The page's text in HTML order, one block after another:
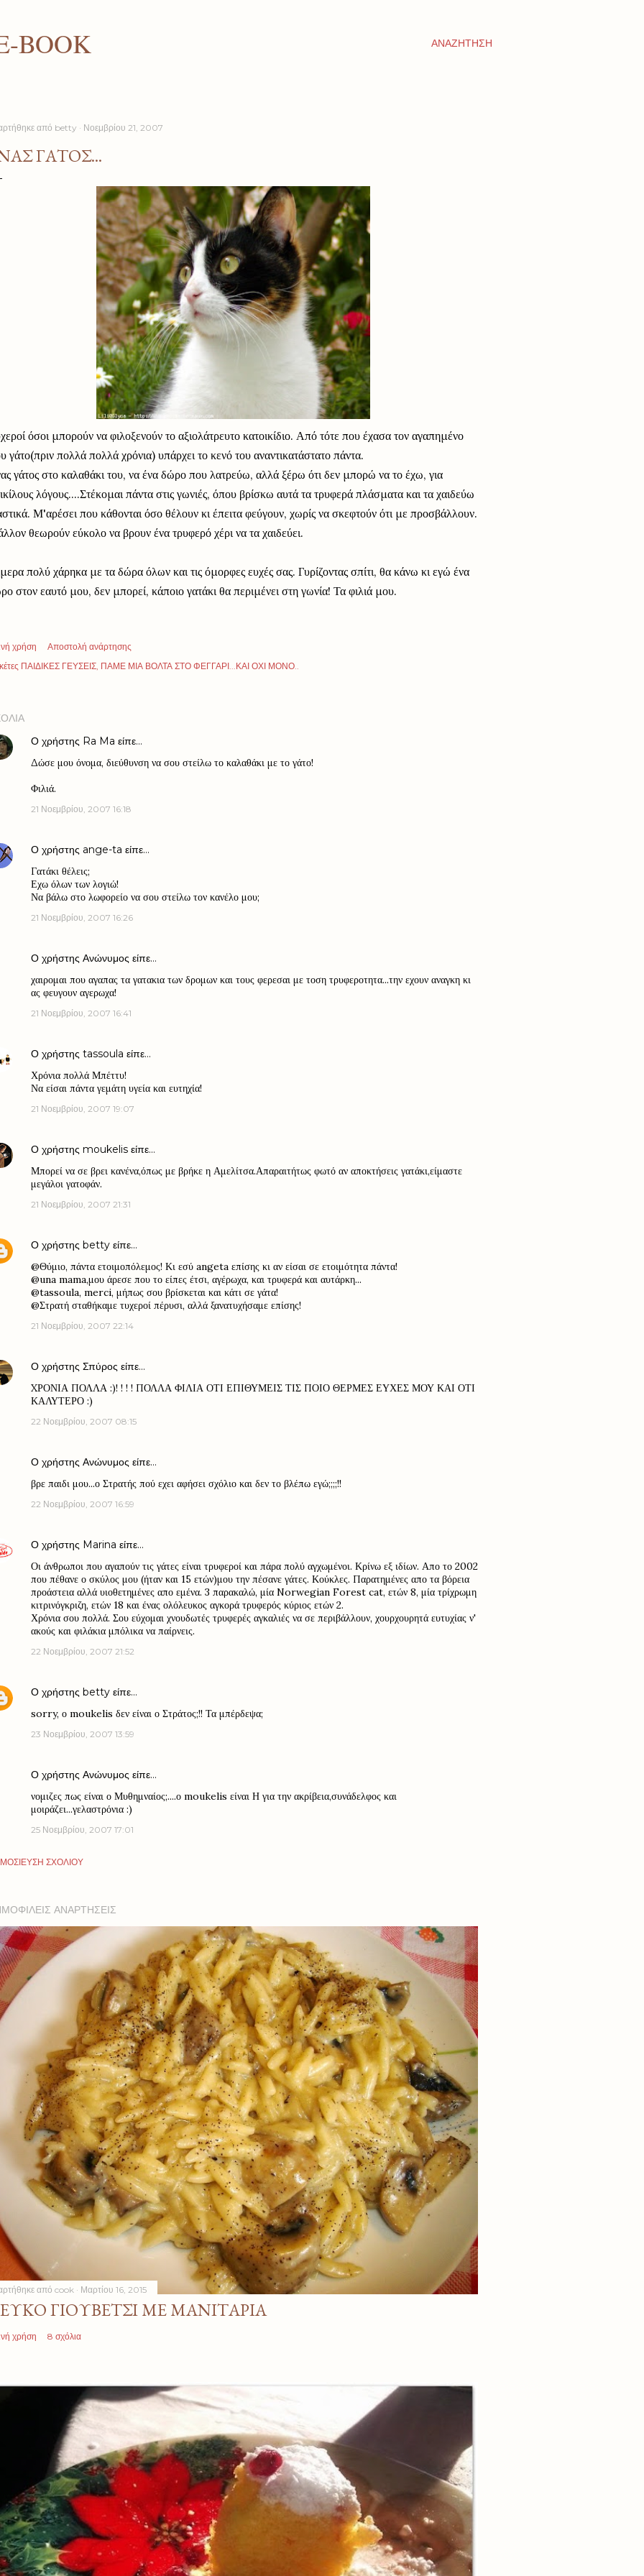
ΑΝΑΖΉΤΗΣΗ
BOOK
από betty Νοεμβρίου 21, 2007
ΓΆΤΟΣ...
όσοι μπορούν να φιλοξενούν το αξιολάτρευτο κατοικίδιο. Από τότε που έχασα τον αγαπημένο
γάτο(πριν πολλά πολλά χρόνια) υπάρχει το κενό του αναντικατάστατο πάντα.
γάτος στο καλαθάκι του, να ένα δώρο που λατρεύω, αλλά ξέρω ότι δεν μπορώ να το έχω, για
λόγους....Στέκομαι πάντα στις γωνιές, όπου βρίσκω αυτά τα τρυφερά πλάσματα και τα χαιδεύω
Μ'αρέσει που κάθονται όσο θέλουν κι έπειτα φεύγουν, χωρίς να σκεφτούν ότι με προσβάλλουν.
θεωρούν εύκολο να βρουν ένα τρυφερό χέρι να τα χαιδεύει.
πολύ χάρηκα με τα δώρα όλων και τις όμορφες ευχές σας. Γυρίζοντας σπίτι, θα κάνω κι εγώ ένα
στον εαυτό μου, δεν μπορεί, κάποιο γατάκι θα περιμένει στη γωνία! Τα φιλιά μου.
χρήση
Αποστολή ανάρτησης
ΠΑΙΔΙΚΕΣ ΓΕΥΣΕΙΣ ΠΑΜΕ ΜΙΑ ΒΟΛΤΑ ΣΤΟ ΦΕΓΓΑΡΙ...ΚΑΙ ΟΧΙ ΜΟΝΟ..
Ο χρήστης Ra Ma είπε…
Δώσε μου όνομα, διεύθυνση να σου στείλω το καλαθάκι με το γάτο!
Φιλιά.
21 Νοεμβρίου, 2007 16:18
Ο χρήστης ange-ta είπε…
Γατάκι θέλεις;
Εχω όλων των λογιώ!
Να βάλω στο λωφορείο να σου στείλω τον κανέλο μου;
21 Νοεμβρίου, 2007 16:26
Ο χρήστης Ανώνυμος είπε…
χαιρομαι που αγαπας τα γατακια των δρομων και τους φερεσαι με τοση τρυφεροτητα...την εχουν αναγκη κι
ας φευγουν αγερωχα!
21 Νοεμβρίου, 2007 16:41
Ο χρήστης tassoula είπε…
Χρόνια πολλά Μπέττυ!
Να είσαι πάντα γεμάτη υγεία και ευτηχία!
21 Νοεμβρίου, 2007 19:07
Ο χρήστης moukelis είπε…
Μπορεί να σε βρει κανένα,όπως με βρήκε η Αμελίτσα.Απαραιτήτως φωτό αν αποκτήσεις γατάκι,είμαστε
μεγάλοι γατοφάν.
21 Νοεμβρίου, 2007 21:31
Ο χρήστης betty είπε…
@Θύμιο, πάντα ετοιμοπόλεμος! Κι εσύ angeta επίσης κι αν είσαι σε ετοιμότητα πάντα!
@una mama,μου άρεσε που το είπες έτσι, αγέρωχα, και τρυφερά και αυτάρκη...
@tassoula, merci, μήπως σου βρίσκεται και κάτι σε γάτα!
@Στρατή σταθήκαμε τυχεροί πέρυσι, αλλά ξανατυχήσαμε επίσης!
21 Νοεμβρίου, 2007 22:14
Ο χρήστης Σπύρος είπε…
XΡΟΝΙΑ ΠΟΛΛΑ :)! ! ! ! ΠΟΛΛΑ ΦΙΛΙΑ ΟΤΙ ΕΠΙΘΥΜΕΙΣ ΤΙΣ ΠΟΙΟ ΘΕΡΜΕΣ ΕΥΧΕΣ ΜΟΥ ΚΑΙ ΟΤΙ
ΚΑΛΥΤΕΡΟ :)
22 Νοεμβρίου, 2007 08:15
Ο χρήστης Ανώνυμος είπε…
βρε παιδι μου...ο Στρατής πού εχει αφήσει σχόλιο και δεν το βλέπω εγώ;;;;!!
22 Νοεμβρίου, 2007 16:59
Ο χρήστης Marina είπε…
Οι άνθρωποι που αγαπούν τις γάτες είναι τρυφεροί και πάρα πολύ αγχωμένοι. Κρίνω εξ ιδίων. Απο το 2002
που πέθανε ο σκύλος μου (ήταν και 15 ετών)μου την πέσανε γάτες. Κούκλες. Παρατημένες απο τα βόρεια
προάστεια αλλά υιοθετημένες απο εμένα. 3 παρακαλώ, μία Norwegian Forest cat, ετών 8, μία τρίχρωμη
κιτρινόγκριζη, ετών 18 και ένας ολόλευκος αγκορά τρυφερός κύριος ετών 2.
Χρόνια σου πολλά. Σου εύχομαι χνουδωτές τρυφερές αγκαλιές να σε περιβάλλουν, χουρχουρητά ευτυχίας ν'
ακούς και φιλάκια μπόλικα να παίρνεις.
22 Νοεμβρίου, 2007 21:52
Ο χρήστης betty είπε…
sorry, ο moukelis δεν είναι ο Στράτος;!! Τα μπέρδεψα;
23 Νοεμβρίου, 2007 13:59
Ο χρήστης Ανώνυμος είπε…
νομιζες πως είναι ο Μυθημναίος;....ο moukelis είναι Η για την ακρίβεια,συνάδελφος και
μοιράζει...γελαστρόνια :)
25 Νοεμβρίου, 2007 17:01
ΣΧΟΛΊΟΥ
ΑΝΑΡΤΉΣΕΙΣ
από cook Μαρτίου 16, 2015
ΓΙΟΥΒΈΤΣΙ ΜΕ ΜΑΝΙΤΆΡΙΑ
χρήση 8 σχόλια